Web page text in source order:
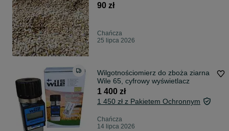
90 zł
Chańcza
25 lipca 2026
Wilgotnościomierz do zboża ziarna
Wile 65, cyfrowy wyświetlacz
1 400 zł
1 450 zł z Pakietem Ochronnym
Chańcza
14 lipca 2026